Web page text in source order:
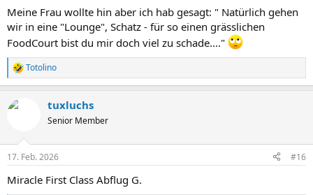
Ist vielleicht alles in allem nicht so gemütlich, aber eine gewisse Zeit
kann man da unten ganz gut verbringen.
Meine Frau wollte hin aber ich hab gesagt: " Natürlich gehen
wir in eine "Lounge", Schatz - für so einen grässlichen
FoodCourt bist du mir doch viel zu schade...."
R
e
k
e
:
Totolino
tuxluchs
Senior Member
17. Feb. 2026 #16
Miracle First Class Abflug G.